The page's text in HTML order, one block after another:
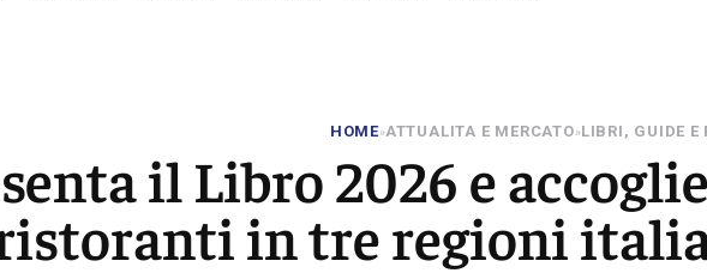
HOME»ATTUALITA E MERCATO»LIBRI, GUIDE E
il Libro 2026 e
in tre regioni